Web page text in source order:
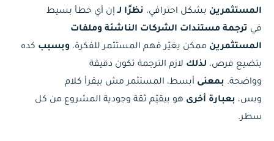
المستثمرين بشكل احترافي، نظرًا لـإن أي خطأ بسيط
في ترجمة مستندات الشركات الناشئة وملفات
المستثمرين ممكن يغيّر فهم المستثمر للفكرة، وبسبب كده
بتضيع فرص، لذلك لازم الترجمة تكون دقيقة
وواضحة. بمعنى أبسط، المستثمر مش بيقرأ كلام
وبس، بعبارة أخرى هو بيقيّم ثقة وجودية المشروع من كل
سطر.